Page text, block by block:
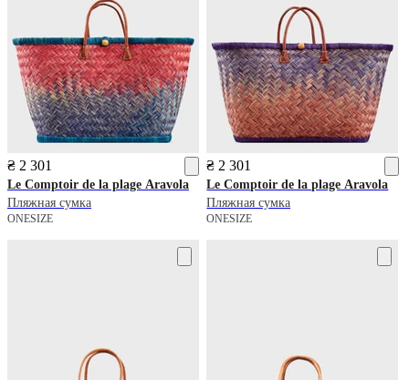
₴ 2 301
Le Comptoir de la plage Aravola
Пляжная сумка
ONESIZE
₴ 2 301
Le Comptoir de la plage Aravola
Пляжная сумка
ONESIZE